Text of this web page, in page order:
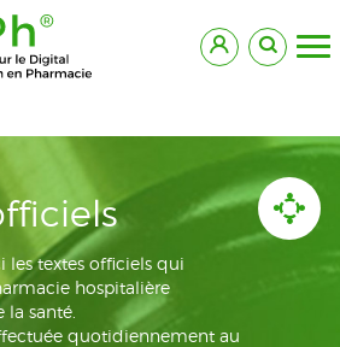
les textes officiels qui
hospitalière
santé.
quotidiennement au